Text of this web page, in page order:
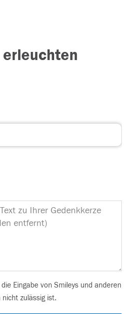
erleuchten
Eingabe von Smileys und anderen
nicht zulässig ist.